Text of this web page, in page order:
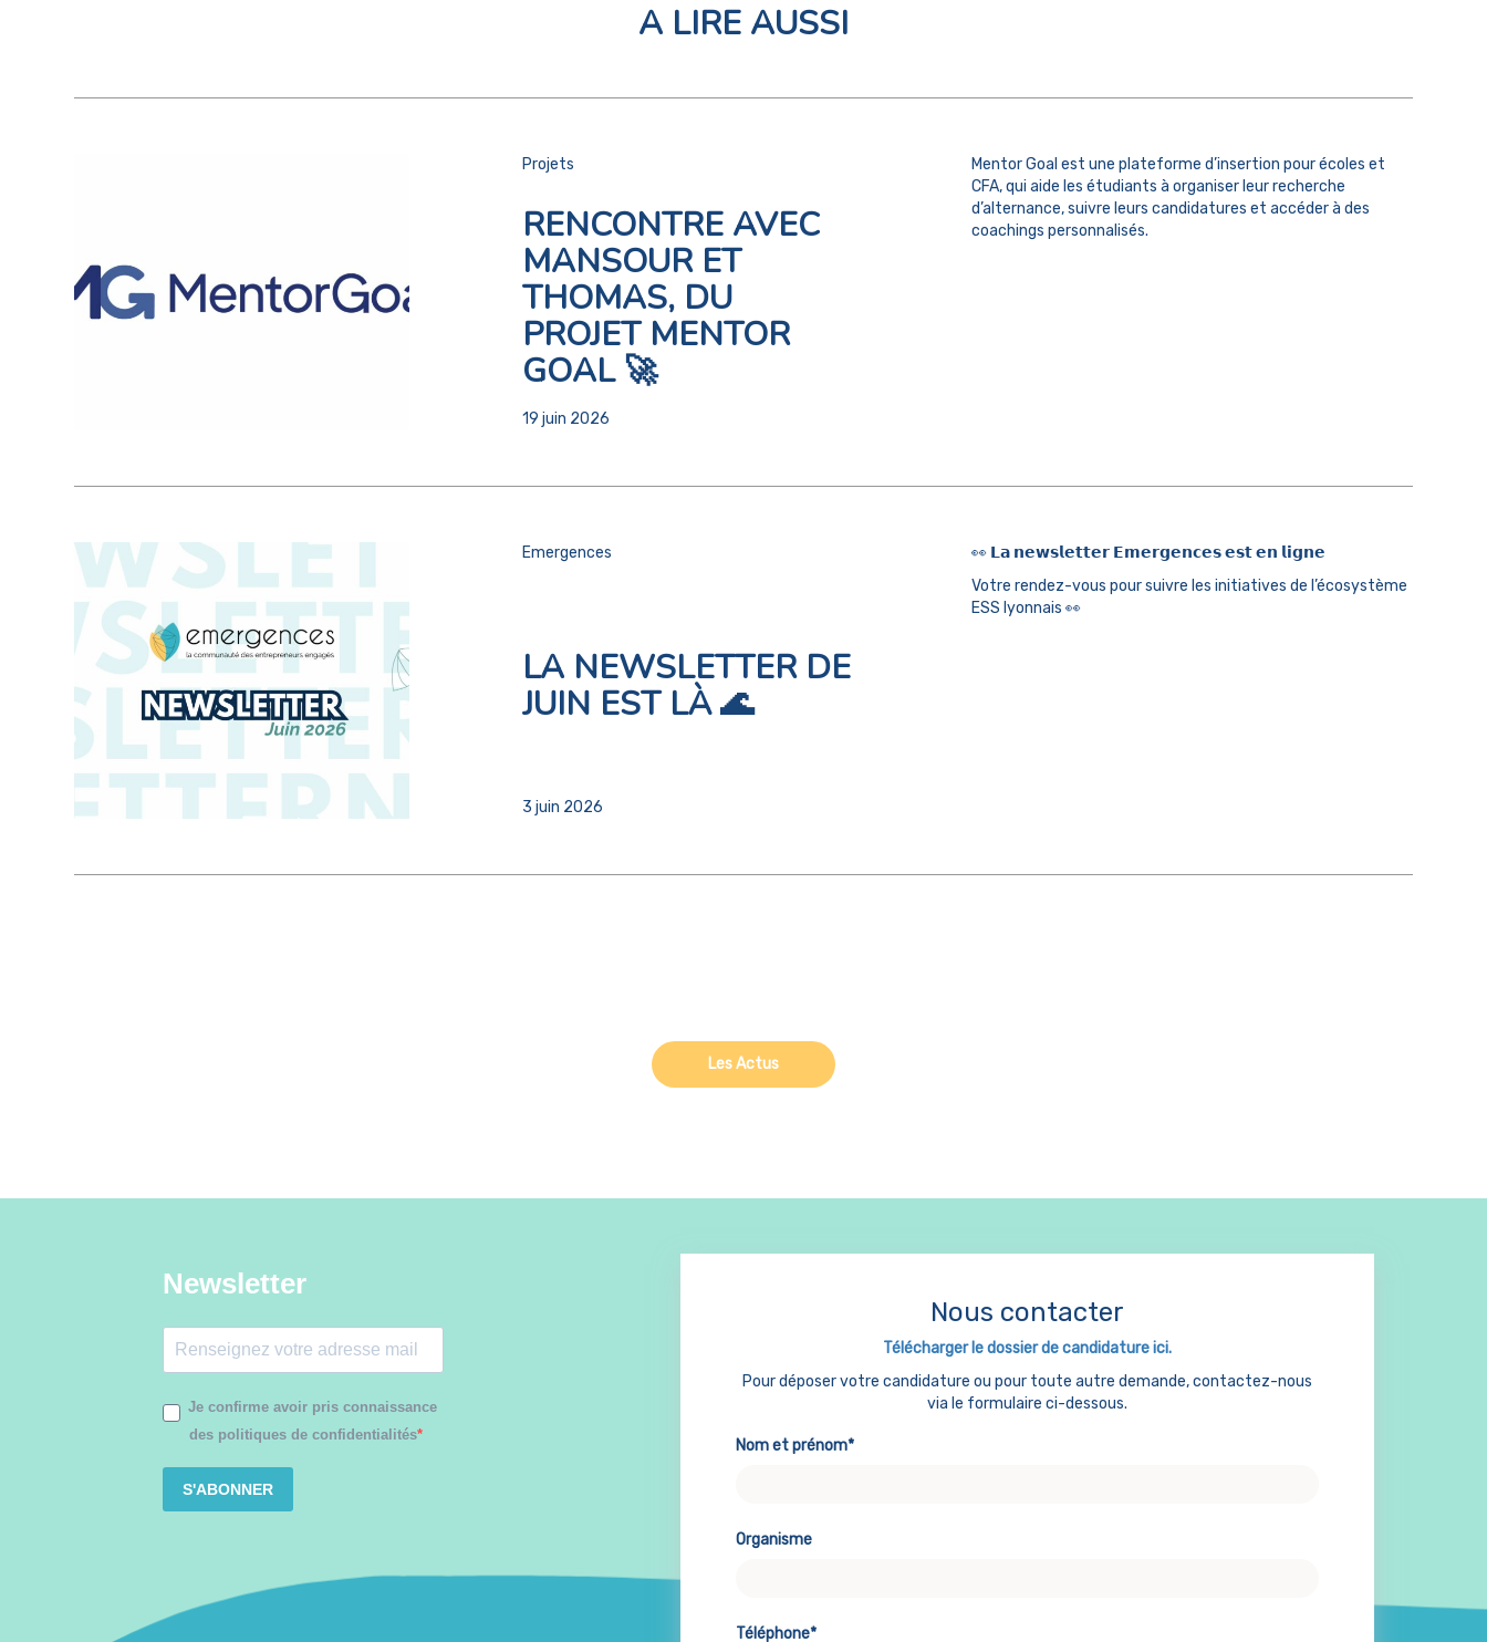
A LIRE AUSSI
Projets
RENCONTRE AVEC
MANSOUR ET
THOMAS, DU
PROJET MENTOR
GOAL 🚀
19 juin 2026
Mentor Goal est une plateforme d’insertion pour écoles et
CFA, qui aide les étudiants à organiser leur recherche
d’alternance, suivre leurs candidatures et accéder à des
coachings personnalisés.
Emergences
LA NEWSLETTER DE
JUIN EST LÀ 🌊
3 juin 2026
👀 𝗟𝗮 𝗻𝗲𝘄𝘀𝗹𝗲𝘁𝘁𝗲𝗿 𝗘𝗺𝗲𝗿𝗴𝗲𝗻𝗰𝗲𝘀 𝗲𝘀𝘁 𝗲𝗻 𝗹𝗶𝗴𝗻𝗲
Votre rendez-vous pour suivre les initiatives de l’écosystème
ESS lyonnais 👀
Les Actus
Newsletter
Je confirme avoir pris connaissance
des politiques de confidentialités
S'ABONNER
Nous contacter
Télécharger le dossier de candidature ici.
Pour déposer votre candidature ou pour toute autre demande, contactez-nous
via le formulaire ci-dessous.
Nom et prénom*
Organisme
Téléphone*